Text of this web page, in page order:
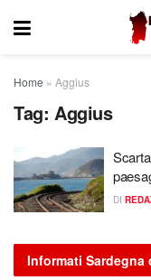
Home » Aggius
Tag: Aggius
DI
Informati